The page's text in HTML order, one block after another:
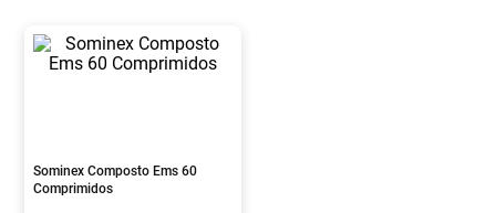
Sominex Composto Ems 60
Comprimidos
5º Fralda G
9º Vitamina D